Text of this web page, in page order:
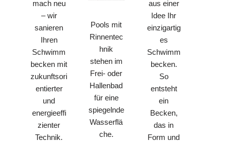
mach neu
– wir
sanieren
Ihren
Schwimm
becken mit
zukunftsori
entierter
und
energieeffi
zienter
Technik.
Pools mit
Rinnentec
hnik
stehen im
Frei- oder
Hallenbad
für eine
spiegelnde
Wasserflä
che.
aus einer
Idee Ihr
einzigartig
es
Schwimm
becken.
So
entsteht
ein
Becken,
das in
Form und